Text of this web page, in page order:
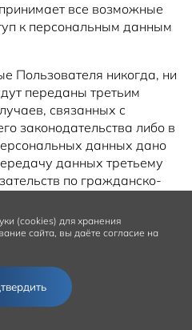
все возможные
к персональным данным
Пользователя никогда, ни
переданы третьим
связанных с
законодательства либо в
данных дано
данных третьему
по гражданско-
в персональных
актуализировать их
Оператору
почты Оператора
с пометкой
(cookies) для хранения
сайта, вы даёте согласие на